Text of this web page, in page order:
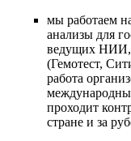
мы работаем
анализы для
ведущих НИИ,
(Гемотест,
работа
проходит
стране и за